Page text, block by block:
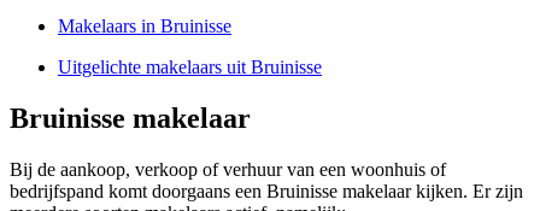
Makelaars in Bruinisse
Uitgelichte makelaars uit Bruinisse
Bruinisse makelaar
Bij de aankoop, verkoop of verhuur van een woonhuis of
bedrijfspand komt doorgaans een Bruinisse makelaar kijken. Er zijn